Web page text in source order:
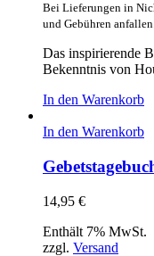
Bei Lieferungen in
und Gebühren
Das inspirierende
Bekenntnis von
In den Warenkorb
In den Warenkorb
14,95 €
Enthält 7% MwSt.
zzgl. Versand